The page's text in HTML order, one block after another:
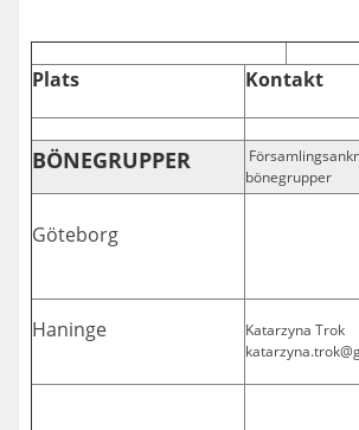
Plats Kontakt
BÖNEGRUPPER
bönegrupper
Göteborg
Haninge
Katarzyna Trok